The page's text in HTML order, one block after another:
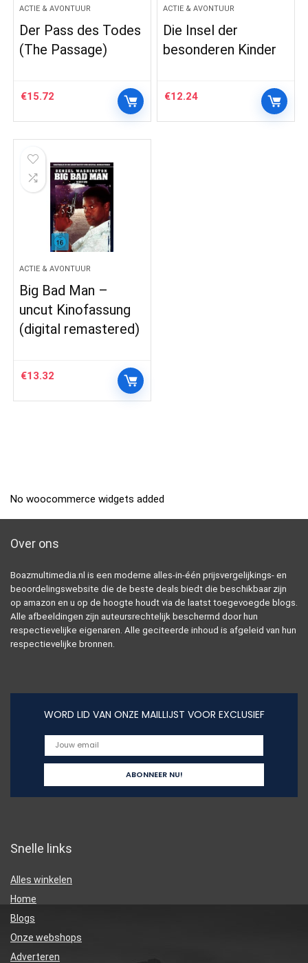
ACTIE & AVONTUUR
Der Pass des Todes
(The Passage)
€15.72
ACTIE & AVONTUUR
Die Insel der
besonderen Kinder
€12.24
ACTIE & AVONTUUR
Big Bad Man –
uncut Kinofassung
(digital remastered)
€13.32
No woocommerce widgets added
Over ons
Boazmultimedia.nl is een moderne alles-in-één prijsvergelijkings- en
beoordelingswebsite die de beste deals biedt die beschikbaar zijn
op amazon en u op de hoogte houdt via de laatst toegevoegde blogs.
Alle afbeeldingen zijn auteursrechtelijk beschermd door hun
respectievelijke eigenaren. Alle geciteerde inhoud is afgeleid van hun
respectievelijke bronnen.
WORD LID VAN ONZE MAILLIJST VOOR EXCLUSIEF
Snelle links
Alles winkelen
Home
Blogs
Onze webshops
Adverteren